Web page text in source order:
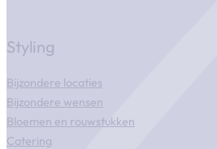
Styling
Bijzondere locaties
Bijzondere wensen
Bloemen en rouwstukken
Catering